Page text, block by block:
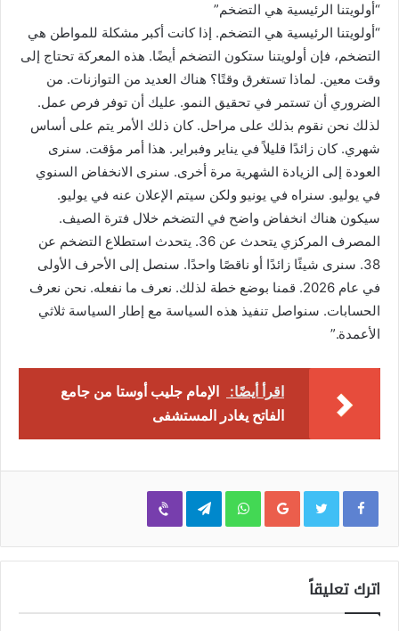
“أولويتنا الرئيسية هي التضخم”
“أولويتنا الرئيسية هي التضخم. إذا كانت أكبر مشكلة للمواطن هي
التضخم، فإن أولويتنا ستكون التضخم أيضًا. هذه المعركة تحتاج إلى
وقت معين. لماذا تستغرق وقتًا؟ هناك العديد من التوازنات. من
الضروري أن تستمر في تحقيق النمو. عليك أن توفر فرص عمل.
لذلك نحن نقوم بذلك على مراحل. كان ذلك الأمر يتم على أساس
شهري. كان زائدًا قليلاً في يناير وفبراير. هذا أمر مؤقت. سنرى
العودة إلى الزيادة الشهرية مرة أخرى. سنرى الانخفاض السنوي
في يوليو. سنراه في يونيو ولكن سيتم الإعلان عنه في يوليو.
سيكون هناك انخفاض واضح في التضخم خلال فترة الصيف.
المصرف المركزي يتحدث عن 36. يتحدث استطلاع التضخم عن
38. سنرى شيئًا زائدًا أو ناقصًا واحدًا. سنصل إلى الأحرف الأولى
في عام 2026. قمنا بوضع خطة لذلك. نعرف ما نفعله. نحن نعرف
الحسابات. سنواصل تنفيذ هذه السياسة مع إطار السياسة ثلاثي
الأعمدة.”
اقرأ أيضًا:
الإمام جليب أوستا من جامع
الفاتح يغادر المستشفى
Google+
WhatsApp
Telegram
Viber
اترك تعليقاً